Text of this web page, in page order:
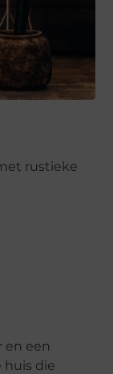
en een
huis die